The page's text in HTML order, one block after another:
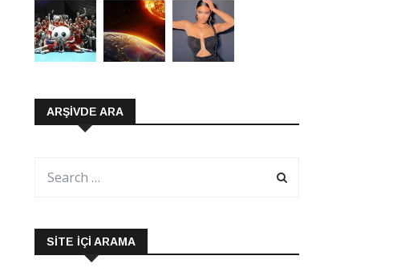
ARŞIVDE ARA
SITE İÇI ARAMA